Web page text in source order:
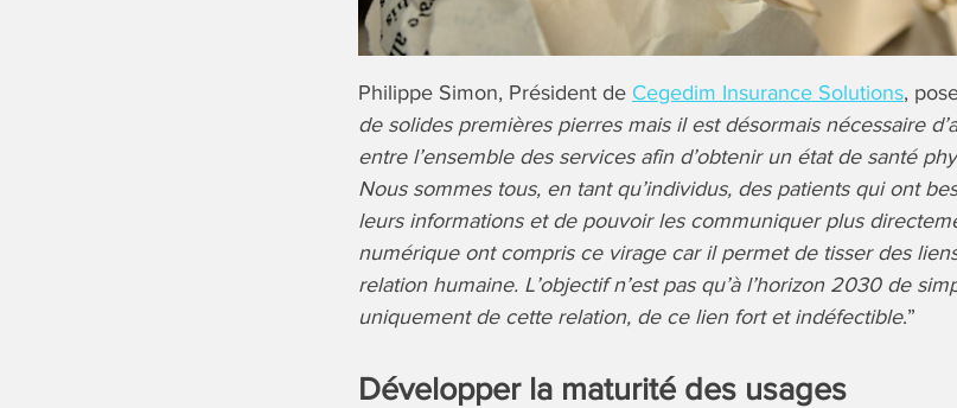
Philippe Simon, Président de Cegedim Insurance Solutions,
de solides premières pierres mais il est désormais nécessaire
entre l’ensemble des services afin d’obtenir un état de santé
Nous sommes tous, en tant qu’individus, des patients qui ont
leurs informations et de pouvoir les communiquer plus
numérique ont compris ce virage car il permet de tisser des
relation humaine. L’objectif n’est pas qu’à l’horizon 2030 de
uniquement de cette relation, de ce lien fort et indéfectible.”
Développer la maturité des usages